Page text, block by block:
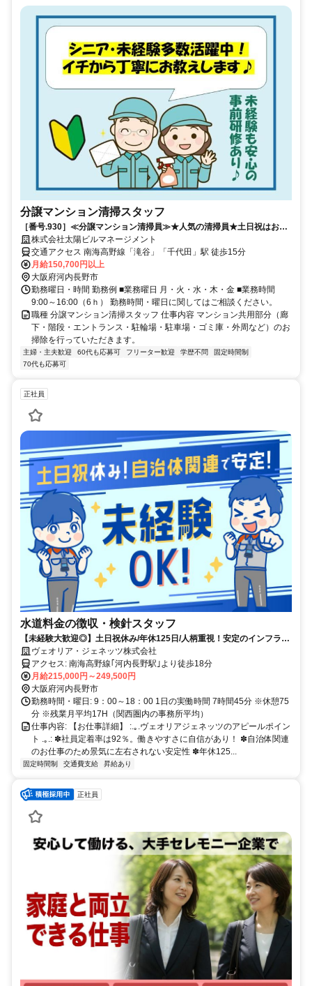
分譲マンション清掃スタッフ
［番号.930］≪分譲マンション清掃員≫★人気の清掃員★土日祝はお休
みです！
株式会社太陽ビルマネージメント
交通アクセス 南海高野線「滝谷」「千代田」駅 徒歩15分
月給150,700円以上
大阪府河内長野市
勤務曜日・時間 勤務例 ■業務曜日 月・火・水・木・金 ■業務時間
9:00～16:00（6ｈ） 勤務時間・曜日に関してはご相談ください。
職種 分譲マンション清掃スタッフ 仕事内容 マンション共用部分（廊
下・階段・エントランス・駐輪場・駐車場・ゴミ庫・外周など）のお
掃除を行っていただきます。
主婦・主夫歓迎 60代も応募可 フリーター歓迎 学歴不問
固定時間制
70代も応募可
正社員
水道料金の徴収・検針スタッフ
【未経験大歓迎◎】土日祝休み/年休125日/人柄重視！安定のインフラ事
業で新職種にチャレンジ！
ヴェオリア・ジェネッツ株式会社
アクセス: 南海高野線｢河内長野駅｣より徒歩18分
月給215,000円～249,500円
大阪府河内長野市
勤務時間・曜日: 9：00～18：00 1日の実働時間 7時間45分 ※休憩75
分 ※残業月平均17H（関西圏内の事務所平均）
仕事内容: 【お仕事詳細】 :.｡.ヴェオリアジェネッツのアピールポイン
ト .｡.: ✽社員定着率は92％。働きやすさに自信があり！ ✽自治体関連
のお仕事のため景気に左右されない安定性 ✽年休125...
固定時間制 交通費支給 昇給あり
正社員